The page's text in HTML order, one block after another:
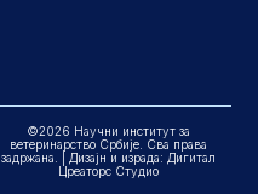
©2026 Научни институт за
ветеринарство Србије. Сва права
задржана. | Дизајн и израда: Дигитал
Цреаторс Студио